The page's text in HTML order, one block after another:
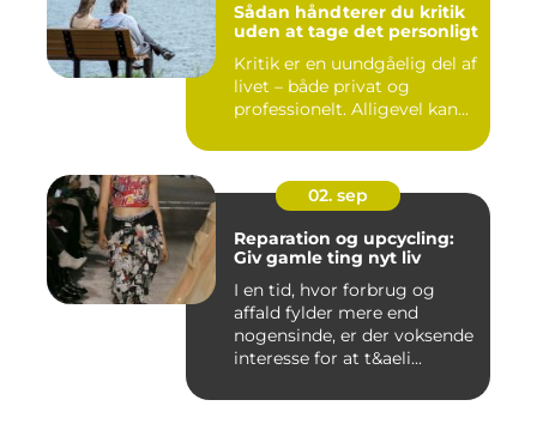
Sådan håndterer du kritik
uden at tage det personligt
Kritik er en uundgåelig del af
livet – både privat og
professionelt. Alligevel kan...
02. sep
Reparation og upcycling:
Giv gamle ting nyt liv
I en tid, hvor forbrug og
affald fylder mere end
nogensinde, er der voksende
interesse for at t&aeli...